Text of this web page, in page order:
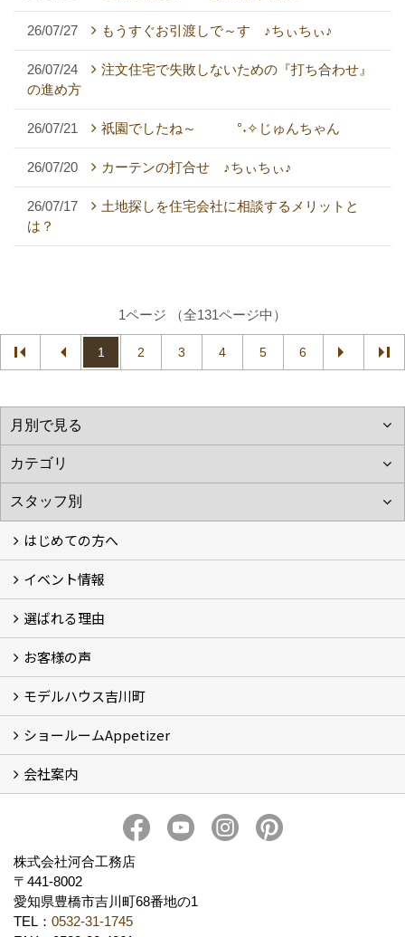
26/07/27 もうすぐお引渡しで～す ♪ちぃちぃ♪
26/07/24
注文住宅で失敗しないための『打ち合わせ』
の進め方
26/07/21 祇園でしたね～ °˖✧じゅんちゃん
26/07/20 カーテンの打合せ ♪ちぃちぃ♪
26/07/17
土地探しを住宅会社に相談するメリットと
は？
1ページ （全131ページ中）
1 2 3 4 5 6
はじめての方へ
フォトギャラリー
性能について
自然素材のお家
オーナー様のおうち訪問
イベント情報
イベント情報
選ばれる理由
5つのやさしさ宣言
3つのプロ宣言
お家づくりスケジュール
お客様の声
お客様の声
モデルハウス吉川町
吉川町モデルハウス
ショールームAppetizer
Appetizer(ショールーム)
Appetizer(レンタルスペース)
会社案内
社長 河合智之の想い
求人情報 Recruit
株式会社河合工務店
〒441-8002
愛知県豊橋市吉川町68番地の1
TEL： 0532-31-1745